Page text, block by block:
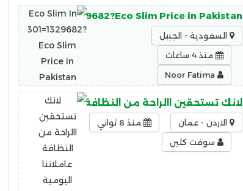
Slim Price in Pakistan
السعودية - الجبيل
منذ 4 ساعات
لانك تستحقين االراحة من النظافة عاملاتنا
الاردن - عمان
منذ 8 ثواني
سوفت كلين